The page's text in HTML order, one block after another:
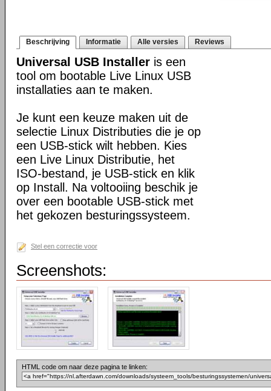
Beschrijving Informatie Alle versies Reviews
Universal USB Installer is een
tool om bootable Live Linux USB
installaties aan te maken.
Je kunt een keuze maken uit de
selectie Linux Distributies die je op
een USB-stick wilt hebben. Kies
een Live Linux Distributie, het
ISO-bestand, je USB-stick en klik
op Install. Na voltooiing beschik je
over een bootable USB-stick met
het gekozen besturingssysteem.
Stel een correctie voor
Screenshots:
HTML code om naar deze pagina te linken: